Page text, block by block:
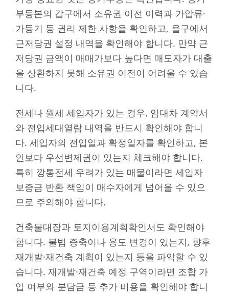
부등본의 갑구에서 소유권 이전 이력과 가압류·
가등기 등 권리 제한 사항을 확인하고, 을구에서
근저당권 설정 내역을 확인해야 합니다. 만약 근
저당권 금액이 매매가보다 높다면 매도자가 대출
을 상환하지 못해 소유권 이전이 어려울 수 있습
니다.
전세나 월세 세입자가 있는 경우, 임대차 계약서
와 전입세대열람 내역을 반드시 확인해야 합니
다. 세입자의 전입일과 확정일자를 확인하고, 본
인보다 우선변제권이 있는지 체크해야 합니다.
특히 깡통전세 우려가 있는 매물이라면 세입자
보증금 반환 책임이 매수자에게 넘어올 수 있으
므로 주의해야 합니다.
건축물대장과 토지이용계획확인서도 확인해야
합니다. 불법 증축이나 용도 변경이 있는지, 향후
재개발·재건축 계획이 있는지 등을 파악할 수 있
습니다. 재개발·재건축 예정 구역이라면 조합 가
입 여부와 분담금 등 추가 비용을 확인해야 합니